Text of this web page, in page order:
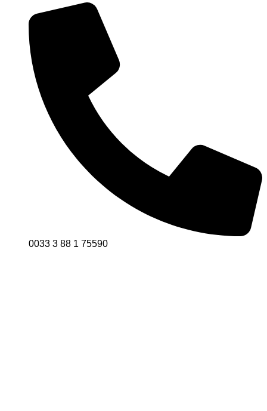
0033 3 88 1 75590